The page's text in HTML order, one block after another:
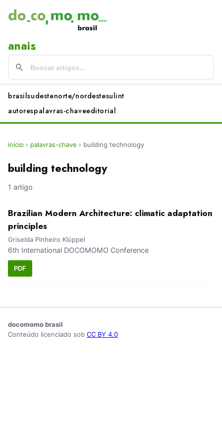
anais
brasilsudestenorte/nordestesulint
autorespalavras-chaveeditorial
início › palavras-chave › building technology
building technology
1 artigo
Brazilian Modern Architecture: climatic adaptation
principles
Griselda Pinheiro Klüppel
6th International DOCOMOMO Conference
PDF
docomomo brasil
Conteúdo licenciado sob CC BY 4.0